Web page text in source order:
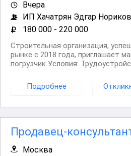
Вчера
ИП Хачатрян Эдгар
180 000 - 220 000
Строительная организация,
рынке с 2018 года, приглашает
погрузчик Условия:
пятидневная рабочая неделя с
жилье предоставляется выплата
раза в месяц без задержек в час
Подробнее
Продавец-
Москва